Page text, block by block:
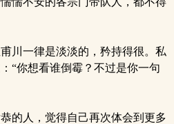
川一律是淡淡的，矜持得很。私
“你想看谁倒霉？不过是你一句
的人，觉得自己再次体会到更多